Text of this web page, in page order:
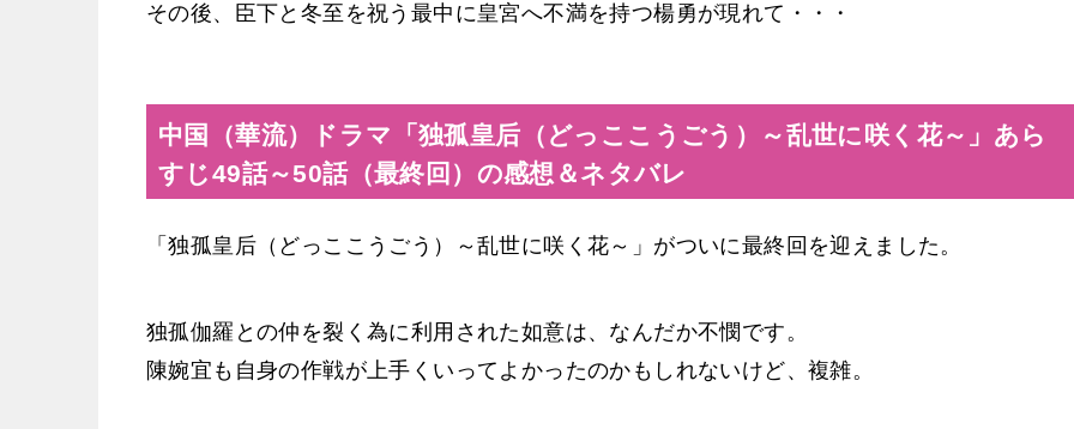
その後、臣下と冬至を祝う最中に皇宮へ不満を持つ楊勇が現れて・・・
中国（華流）ドラマ「独孤皇后（どっここうごう）～乱世に咲く花～」あら
すじ49話～50話（最終回）の感想＆ネタバレ
「独孤皇后（どっここうごう）～乱世に咲く花～」がついに最終回を迎えました。
独孤伽羅との仲を裂く為に利用された如意は、なんだか不憫です。
陳婉宜も自身の作戦が上手くいってよかったのかもしれないけど、複雑。